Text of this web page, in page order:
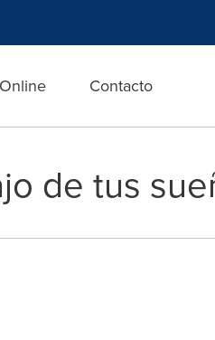
Contacto
de tus